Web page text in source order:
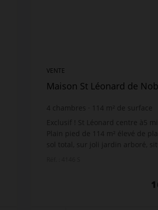
VENTE
Maison St Léonard de
4 chambres 114 m² de surface
1 132 m² de terrain 1 421,05 €
Exclusif ! St Léonard centre à5
Plain pied de 114 m² élevé de
sol total, sur joli jardin arboré,